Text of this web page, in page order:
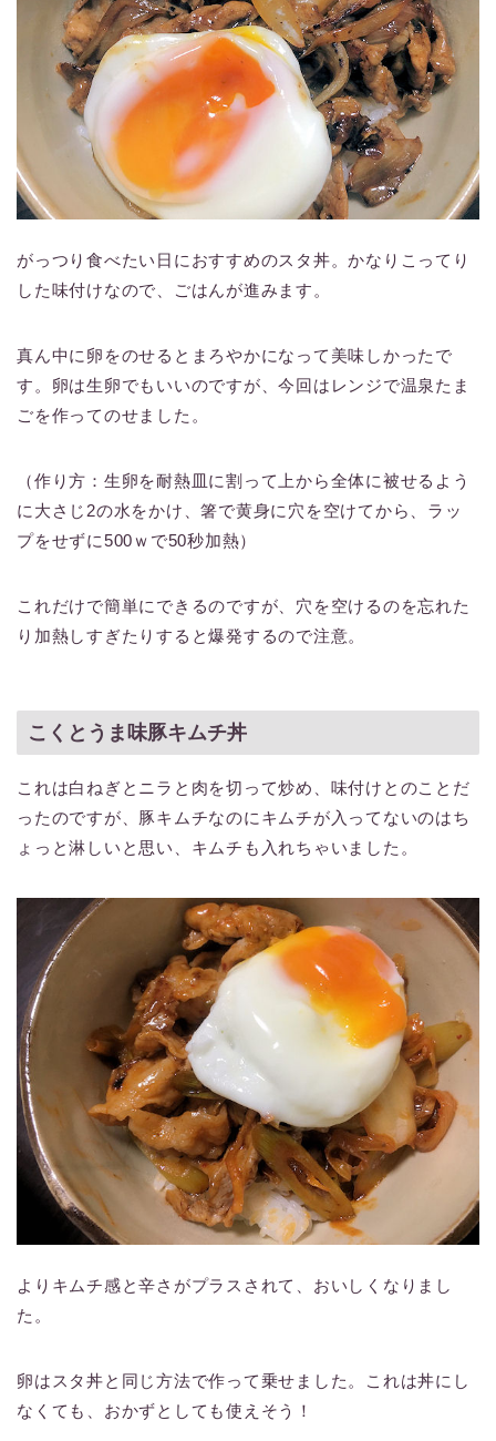
がっつり食べたい日におすすめのスタ丼。かなりこってり
した味付けなので、ごはんが進みます。
真ん中に卵をのせるとまろやかになって美味しかったで
す。卵は生卵でもいいのですが、今回はレンジで温泉たま
ごを作ってのせました。
（作り方：生卵を耐熱皿に割って上から全体に被せるよう
に大さじ2の水をかけ、箸で黄身に穴を空けてから、ラッ
プをせずに500ｗで50秒加熱）
これだけで簡単にできるのですが、穴を空けるのを忘れた
り加熱しすぎたりすると爆発するので注意。
こくとうま味豚キムチ丼
これは白ねぎとニラと肉を切って炒め、味付けとのことだ
ったのですが、豚キムチなのにキムチが入ってないのはち
ょっと淋しいと思い、キムチも入れちゃいました。
よりキムチ感と辛さがプラスされて、おいしくなりまし
た。
卵はスタ丼と同じ方法で作って乗せました。これは丼にし
なくても、おかずとしても使えそう！